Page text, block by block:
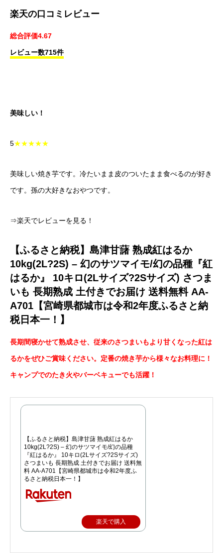
楽天の口コミレビュー
総合評価4.67
レビュー数715件
美味しい！
5★★★★★
美味しい焼き芋です。冷たいまま皮のついたまま食べるのが好き
です。孫の大好きなおやつです。
⇒楽天でレビューを見る！
【ふるさと納税】島津甘藷 熟成紅はるか
10kg(2L?2S) – 幻のサツマイモ/幻の品種『紅
はるか』 10キロ(2Lサイズ?2Sサイズ) さつま
いも 長期熟成 土付きでお届け 送料無料 AA-
A701【宮崎県都城市は令和2年度ふるさと納
税日本一！】
長期間寝かせて熟成させ、従来のさつまいもより甘くなった紅は
るかをぜひご賞味ください。定番の焼き芋から様々なお料理に！
キャンプでのたき火やバーベキューでも活躍！
【ふるさと納税】島津甘藷 熟成紅はるか
10kg(2L?2S) – 幻のサツマイモ/幻の品種
『紅はるか』 10キロ(2Lサイズ?2Sサイズ)
さつまいも 長期熟成 土付きでお届け 送料無
料 AA-A701【宮崎県都城市は令和2年度ふ
るさと納税日本一！】
楽天で購入